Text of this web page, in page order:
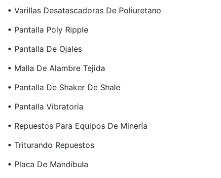
• Varillas Desatascadoras De Poliuretano
• Pantalla Poly Ripple
• Pantalla De Ojales
• Malla De Alambre Tejida
• Pantalla De Shaker De Shale
• Pantalla Vibratoria
• Repuestos Para Equipos De Minería
• Triturando Repuestos
• Placa De Mandíbula